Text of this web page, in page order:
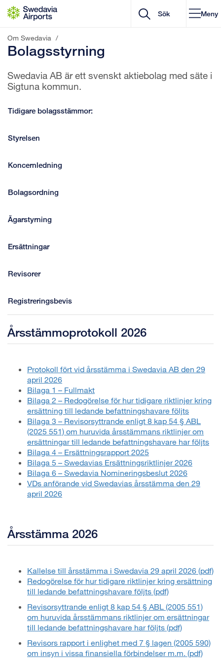
Gå till innehåll
Meny
Om Swedavia /
Bolagsstyrning
Swedavia AB är ett svenskt aktiebolag med säte i
Sigtuna kommun.
Tidigare bolagsstämmor:
Styrelsen
Koncernledning
Bolagsordning
Ägarstyrning
Ersättningar
Revisorer
Registreringsbevis
Årsstämmoprotokoll 2026
Protokoll fört vid årsstämma i Swedavia AB den 29
april 2026
Bilaga 1 – Fullmakt
Bilaga 2 – Redogörelse för hur tidigare riktlinjer kring
ersättning till ledande befattningshavare följts
Bilaga 3 – Revisorsyttrande enligt 8 kap 54 § ABL
(2025 551) om huruvida årsstämmans riktlinjer om
ersättningar till ledande befattningshavare har följts
Bilaga 4 – Ersättningsrapport 2025
Bilaga 5 – Swedavias Ersättningsriktlinjer 2026
Bilaga 6 – Swedavia Nomineringsbeslut 2026
VDs anförande vid Swedavias årsstämma den 29
april 2026
Årsstämma 2026
Kallelse till årsstämma i Swedavia 29 april 2026 (pdf)
Redogörelse för hur tidigare riktlinjer kring ersättning
till ledande befattningshavare följts (pdf)
Revisorsyttrande enligt 8 kap 54 § ABL (2005 551)
om huruvida årsstämmans riktlinjer om ersättningar
till ledande befattningshavare har följts (pdf)
Revisors rapport i enlighet med 7 § lagen (2005 590)
om insyn i vissa finansiella förbindelser m.m. (pdf)